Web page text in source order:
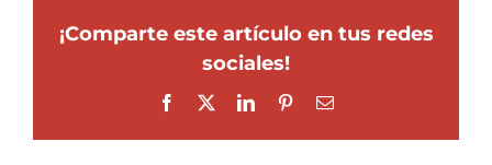
¡Comparte este artículo en tus redes
sociales!
Facebook LinkedInPinterestCorreo